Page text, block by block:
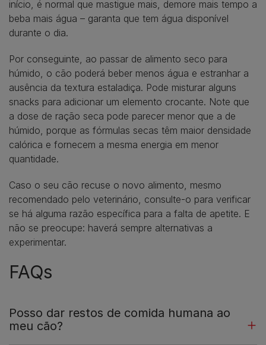
início, é normal que mastigue mais, demore mais tempo a
beba mais água – garanta que tem água disponível
durante o dia.
Por conseguinte, ao passar de alimento seco para
húmido, o cão poderá beber menos água e estranhar a
ausência da textura estaladiça. Pode misturar alguns
snacks para adicionar um elemento crocante. Note que
a dose de ração seca pode parecer menor que a de
húmido, porque as fórmulas secas têm maior densidade
calórica e fornecem a mesma energia em menor
quantidade.
Caso o seu cão recuse o novo alimento, mesmo
recomendado pelo veterinário, consulte-o para verificar
se há alguma razão específica para a falta de apetite. E
não se preocupe: haverá sempre alternativas a
experimentar.
FAQs
Posso dar restos de comida humana ao
meu cão?